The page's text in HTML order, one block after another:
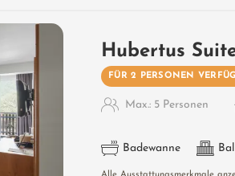
Hubertus
FÜR 2 PERSONEN
Max.: 5 Personen
Badewanne